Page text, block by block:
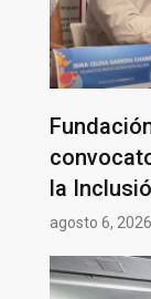
la
agosto 6, 2026